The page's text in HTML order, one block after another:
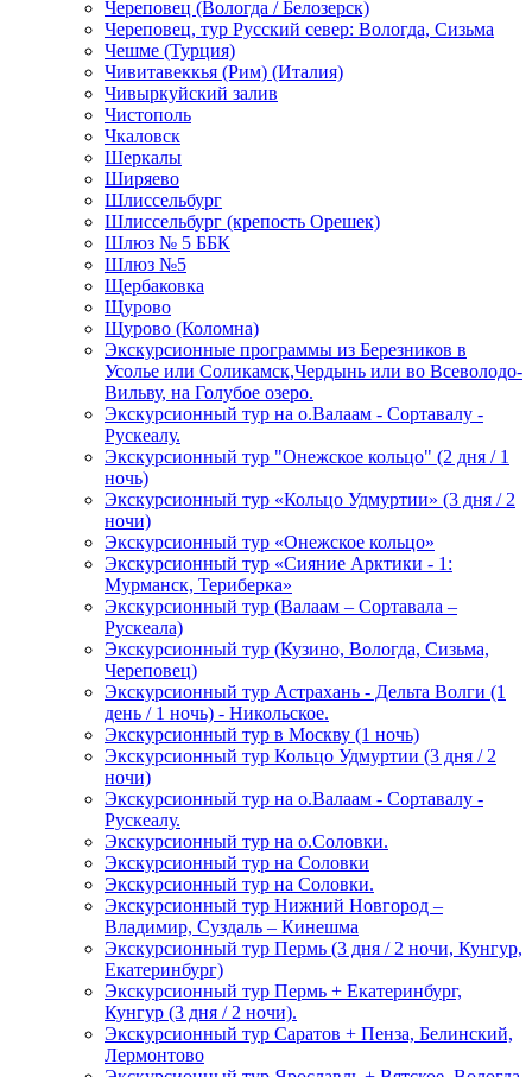
Череповец (Вологда / Белозерск)
Череповец, тур Русский север: Вологда, Сизьма
Чешме (Турция)
Чивитавеккья (Рим) (Италия)
Чивыркуйский залив
Чистополь
Чкаловск
Шеркалы
Ширяево
Шлиссельбург
Шлиссельбург (крепость Орешек)
Шлюз № 5 ББК
Шлюз №5
Щербаковка
Щурово
Щурово (Коломна)
Экскурсионные программы из Березников в
Усолье или Соликамск,Чердынь или во Всеволодо-
Вильву, на Голубое озеро.
Экскурсионный тур на о.Валаам - Сортавалу -
Рускеалу.
Экскурсионный тур "Онежское кольцо" (2 дня / 1
ночь)
Экскурсионный тур «Кольцо Удмуртии» (3 дня / 2
ночи)
Экскурсионный тур «Онежское кольцо»
Экскурсионный тур «Сияние Арктики - 1:
Мурманск, Териберка»
Экскурсионный тур (Валаам – Сортавала –
Рускеала)
Экскурсионный тур (Кузино, Вологда, Сизьма,
Череповец)
Экскурсионный тур Астрахань - Дельта Волги (1
день / 1 ночь) - Никольское.
Экскурсионный тур в Москву (1 ночь)
Экскурсионный тур Кольцо Удмуртии (3 дня / 2
ночи)
Экскурсионный тур на о.Валаам - Сортавалу -
Рускеалу.
Экскурсионный тур на о.Соловки.
Экскурсионный тур на Соловки
Экскурсионный тур на Соловки.
Экскурсионный тур Нижний Новгород –
Владимир, Суздаль – Кинешма
Экскурсионный тур Пермь (3 дня / 2 ночи, Кунгур,
Екатеринбург)
Экскурсионный тур Пермь + Екатеринбург,
Кунгур (3 дня / 2 ночи).
Экскурсионный тур Саратов + Пенза, Белинский,
Лермонтово